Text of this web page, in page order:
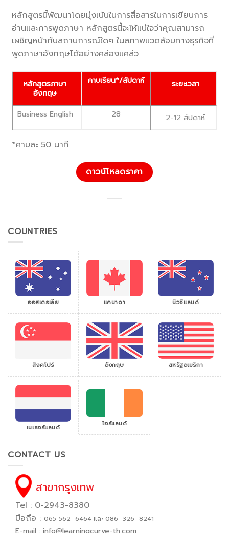
หลักสูตรนี้พัฒนาโดยมุ่งเน้นในการสื่อสารในการเขียนการ
อ่านและการพูดภาษา หลักสูตรนี้จะให้แน่ใจว่าคุณสามารถ
เผชิญหน้ากับสถานการณ์ใดๆ ในสภาพแวดล้อมทางธุรกิจที่
พูดภาษาอังกฤษได้อย่างคล่องแคล่ว
หลักสูตรภาษา
อังกฤษ
คาบเรียน*/สัปดาห์ ระยะเวลา
Business English 28 2-12 สัปดาห์
*คาบละ 50 นาที
ดาวน์โหลดราคา
COUNTRIES
ออสเตรเลีย แคนาดา นิวซีแลนด์
สิงคโปร์ อังกฤษ สหรัฐอเมริกา
เนเธอร์แลนด์ ไอร์แลนด์
CONTACT US
สาขากรุงเทพ
Tel : 0-2943-8380
มือถือ : 065−562− 6464 และ 086–326–8241